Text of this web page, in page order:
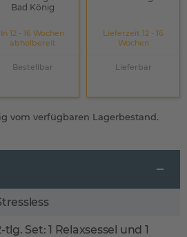
Bad König
In 12 - 16 Wochen
abholbereit
Bestellbar
Lieferzeit 12 - 16
Wochen
Lieferbar
vom verfügbaren Lagerbestand.
tlg. Set: 1 Relaxsessel und 1